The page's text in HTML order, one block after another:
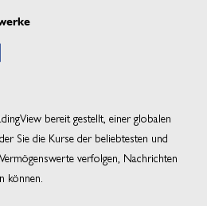
bereit gestellt, einer globalen
Sie die Kurse der beliebtesten und
verfolgen, Nachrichten
können.